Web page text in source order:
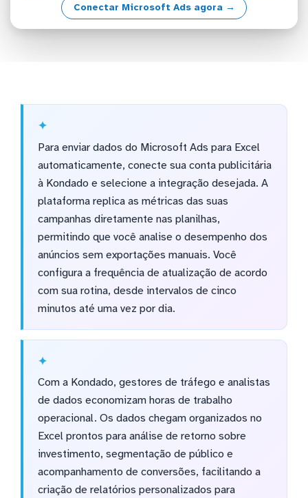
Conectar Microsoft Ads agora →
Para enviar dados do Microsoft Ads para Excel
automaticamente, conecte sua conta publicitária
à Kondado e selecione a integração desejada. A
plataforma replica as métricas das suas
campanhas diretamente nas planilhas,
permitindo que você analise o desempenho dos
anúncios sem exportações manuais. Você
configura a frequência de atualização de acordo
com sua rotina, desde intervalos de cinco
minutos até uma vez por dia.
Com a Kondado, gestores de tráfego e analistas
de dados economizam horas de trabalho
operacional. Os dados chegam organizados no
Excel prontos para análise de retorno sobre
investimento, segmentação de público e
acompanhamento de conversões, facilitando a
criação de relatórios personalizados para